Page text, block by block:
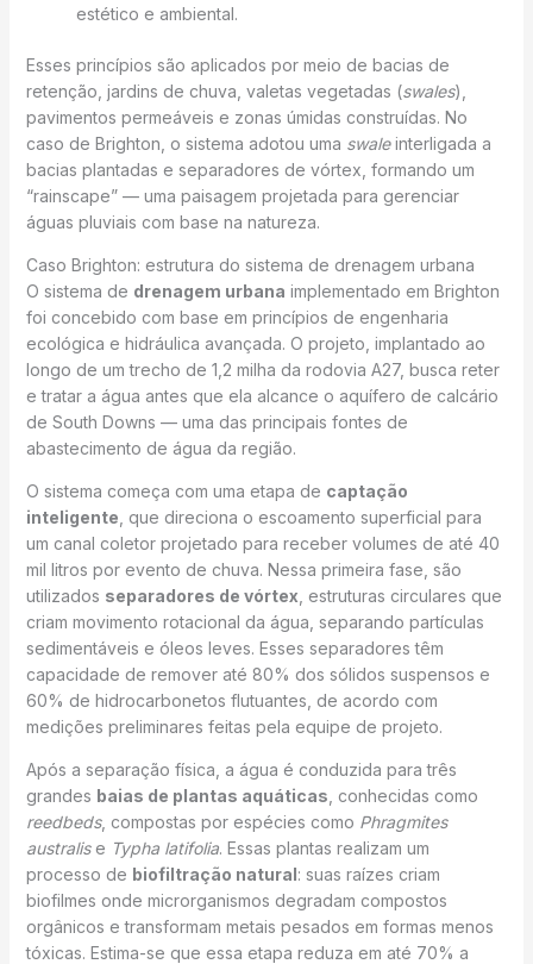
estético e ambiental.
Esses princípios são aplicados por meio de bacias de
retenção, jardins de chuva, valetas vegetadas (swales),
pavimentos permeáveis e zonas úmidas construídas. No
caso de Brighton, o sistema adotou uma swaleinterligada a
bacias plantadas e separadores de vórtex, formando um
“rainscape” — uma paisagem projetada para gerenciar
águas pluviais com base na natureza.
Caso Brighton: estrutura do sistema de drenagem urbana
O sistema de drenagem urbana implementado em Brighton
foi concebido com base em princípios de engenharia
ecológica e hidráulica avançada. O projeto, implantado ao
longo de um trecho de 1,2 milha da rodovia A27, busca reter
e tratar a água antes que ela alcance o aquífero de calcário
de South Downs — uma das principais fontes de
abastecimento de água da região.
O sistema começa com uma etapa de captação
inteligente , que direciona o escoamento superficial para
um canal coletor projetado para receber volumes de até 40
mil litros por evento de chuva. Nessa primeira fase, são
utilizados separadores de vórtex , estruturas circulares que
criam movimento rotacional da água, separando partículas
sedimentáveis e óleos leves. Esses separadores têm
capacidade de remover até 80% dos sólidos suspensos e
60% de hidrocarbonetos flutuantes, de acordo com
medições preliminares feitas pela equipe de projeto.
Após a separação física, a água é conduzida para três
grandes baias de plantas aquáticas , conhecidas como
reedbeds, compostas por espécies como Phragmites
australise Typha latifolia. Essas plantas realizam um
processo de biofiltração natural: suas raízes criam
biofilmes onde microrganismos degradam compostos
orgânicos e transformam metais pesados em formas menos
tóxicas. Estima-se que essa etapa reduza em até 70% a